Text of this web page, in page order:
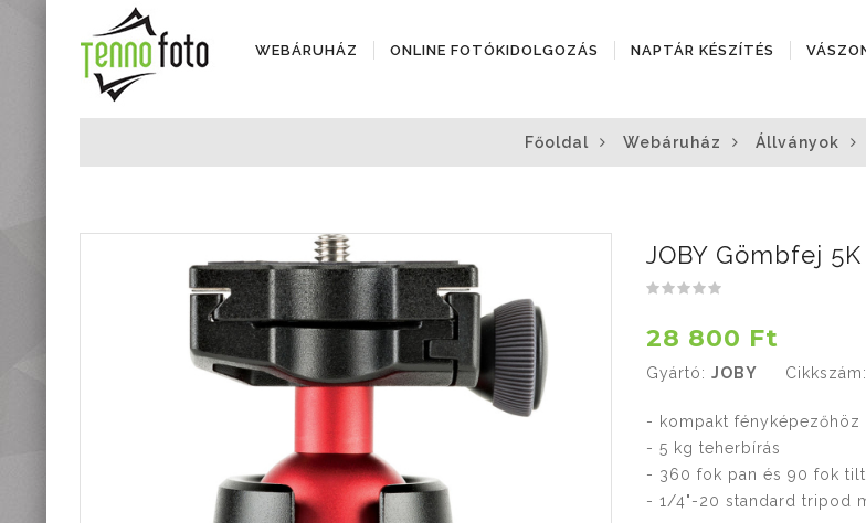
WEBÁRUHÁZ
Objektívek
Videótechnika
Áramforrások
Adattárolók
Tisztító eszközök
Állványok
Diktafonok, Diktafon
Markolatok
Vakuk
Távcsövek,
teleszkópok
ONLINE FOTÓKIDOLGOZÁS NAPTÁR KÉSZÍTÉS
Főoldal Webáruház Állványok
JOBY Gömbfej 5K
28 800 Ft
Gyártó: JOBY Cikkszám:
- kompakt fényképezőhöz
- 5 kg teherbírás
- 360 fok pan és 90 fok
- 1/4"-20 standard tripod